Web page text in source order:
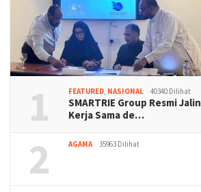
1 FEATURED, NASIONAL 40340 Dilihat
SMARTRIE Group Resmi Jalin
Kerja Sama de…
2 AGAMA 35963 Dilihat